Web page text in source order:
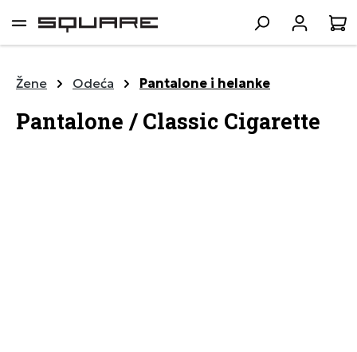
sadržaj
Žene Odeća Pantalone i helanke
Pantalone / Classic Cigarette